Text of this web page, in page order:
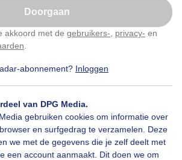
Doorgaan
akkoord met de gebruikers- privacy- en
abonnement? Inloggen
van DPG Media.
gebruiken cookies om informatie over
en surfgedrag te verzamelen. Deze
we met de gegevens die je zelf deelt met
een account aanmaakt. Dit doen we om
Gemaakt: 11-05-2026, 20x bekeken
hierom dit aan te passen